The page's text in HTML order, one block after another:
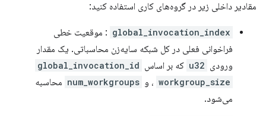
مقادیر داخلی زیر در گروه‌های کاری استفاده کنید:
global_invocation_index : موقعیت خطی
فراخوانی فعلی در کل شبکه سایه‌زن محاسباتی. یک مقدار
ورودی u32 که بر اساس global_invocation_id
، workgroup_size و num_workgroups محاسبه
می‌شود.